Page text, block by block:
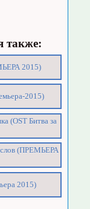
также:
2015)
2015)
(OST Битва за
слов (ПРЕМЬЕРА
2015)